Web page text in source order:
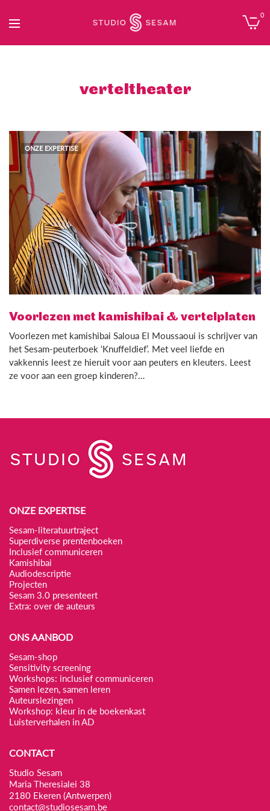
0
verteltheater
ONZE EXPERTISE
Voorlezen met kamishibai & vertelplaten
Voorlezen met kamishibai Saloua El Moussaoui is schrijver van
het Sesam-peuterboek ‘Knuffeldief’. Met veel liefde en
vakkennis leest ze hieruit voor aan peuters en kleuters. Leest
ze voor aan een groep kinderen?…
ONZE EXPERTISE
Sesam-literatuurtraject
Superdiverse prentenboeken
Inclusief communiceren
Kamishibai
Audiodescriptie
Projecten
Sesam 3.0 presenteert
Extra: over de auteurs
ONS AANBOD
Sesam-shop
Sensitivity screening
Workshops: inclusief communiceren
Samen lezen, samen leren
Auteurslezingen
Workshop: kleur in de boekenkast
Luisterverhalen in AD
CONTACT
Studio Sesam
Maria Theresialei 38
2180 Ekeren (Antwerpen)
contact@studiosesam.be